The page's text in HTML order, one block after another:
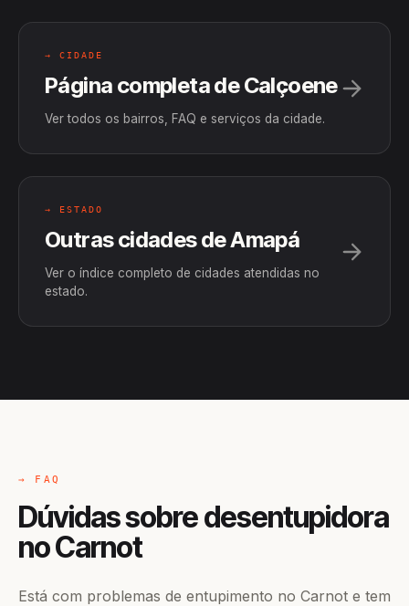
→ CIDADE
Página completa de Calçoene
Ver todos os bairros, FAQ e serviços da cidade.
→ ESTADO
Outras cidades de Amapá
Ver o índice completo de cidades atendidas no
estado.
→ FAQ
Dúvidas sobre desentupidora
no Carnot
Está com problemas de entupimento no Carnot e tem